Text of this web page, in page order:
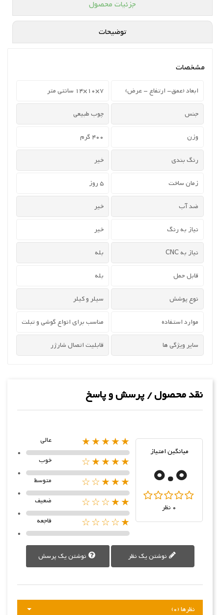
جزئیات محصول
توضیحات
مشخصات
ابعاد (عمق- ارتفاع - عرض) 7×10×14 سانتی متر
جنس چوب طبیعی
وزن 400 گرم
رنگ بندی خیر
زمان ساخت 5 روز
ضد آب خیر
نیاز به رنگ خیر
نیاز به CNC بله
قابل حمل بله
نوع پوشش سیلر و کیلر
موارد استفاده مناسب برای انواع گوشی و تبلت
سایر ویژگی ها قابلیت اتصال شارژر
نقد محصول / پرسش و پاسخ
میانگین امتیاز
0.0
0 نظر
★★★★★
عالی
0
★★★★☆
خوب
0
★★★☆☆
متوسط
0
★★☆☆☆
ضعیف
0
★☆☆☆☆
فاجعه
0
نوشتن یک نظر نوشتن یک پرسش
نظرها (0)